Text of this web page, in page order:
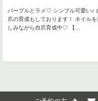
パープルとラメ♡ シンプル可愛い♪
爪の育成もしております！ ネイルを
しみながら自爪育成中♡ 【…